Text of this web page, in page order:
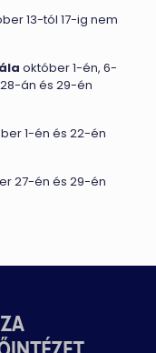
13-tól 17-ig nem
október 1-én, 6-
án és 29-én
1-én és 22-én
27-én és 29-én